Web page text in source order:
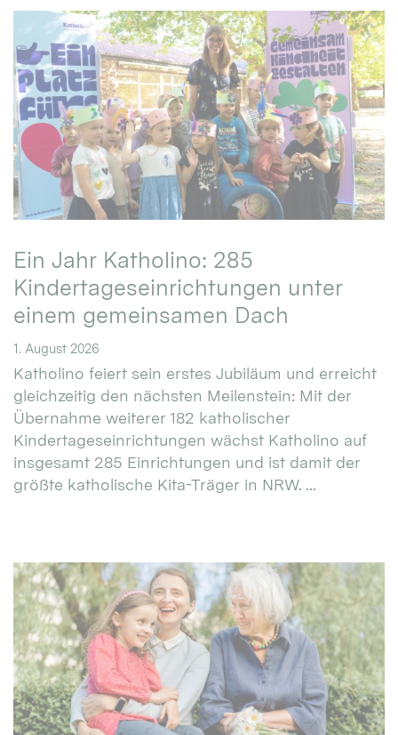
Ein Jahr Katholino: 285
Kindertageseinrichtungen unter
einem gemeinsamen Dach
1. August 2026
Katholino feiert sein erstes Jubiläum und erreicht
gleichzeitig den nächsten Meilenstein: Mit der
Übernahme weiterer 182 katholischer
Kindertageseinrichtungen wächst Katholino auf
insgesamt 285 Einrichtungen und ist damit der
größte katholische Kita-Träger in NRW. ...